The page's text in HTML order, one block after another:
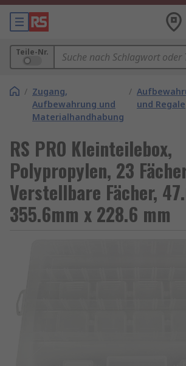
Teile-Nr.
/ Zugang,
Aufbewahrung und
Materialhandhabung
/
und Regale
RS PRO Kleinteilebox,
Polypropylen, 23
Verstellbare Fächer,
355.6mm x 228.6 mm